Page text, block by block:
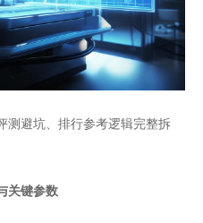
测避坑、排行参考逻辑完整拆
关键参数